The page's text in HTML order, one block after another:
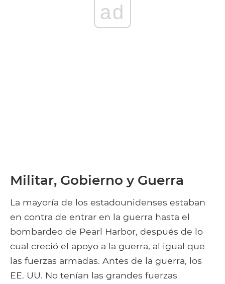
ad
Militar, Gobierno y Guerra
La mayoría de los estadounidenses estaban
en contra de entrar en la guerra hasta el
bombardeo de Pearl Harbor, después de lo
cual creció el apoyo a la guerra, al igual que
las fuerzas armadas. Antes de la guerra, los
EE. UU. No tenían las grandes fuerzas